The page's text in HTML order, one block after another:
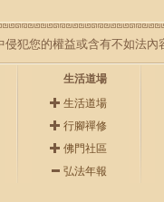
犯您的權益或含有不如法內
生活道場
生活道場
行腳禪修
佛門社區
弘法年報